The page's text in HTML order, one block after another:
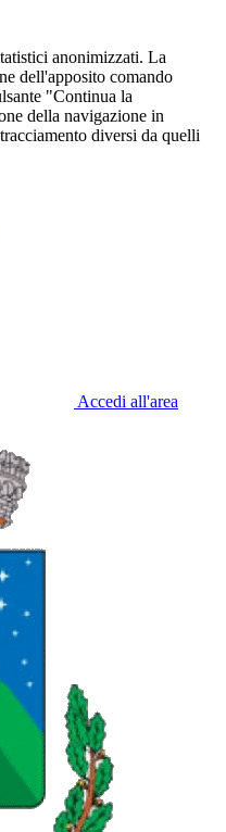
anonimizzati. La
dell'apposito comando
"Continua la
della navigazione in
diversi da quelli
Accedi all'area